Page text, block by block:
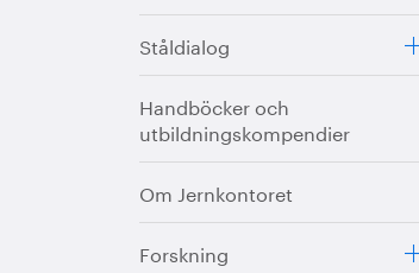
Ståldialog
Handböcker och
utbildningskompendier
Om Jernkontoret
Forskning